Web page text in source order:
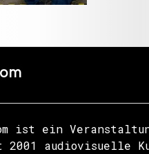
ist ein
audiovisuelle